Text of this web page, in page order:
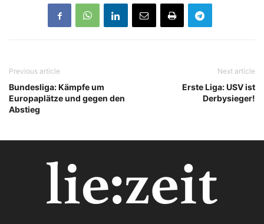
Previous article
Bundesliga: Kämpfe um
Europaplätze und gegen den
Abstieg
Next article
Erste Liga: USV ist
Derbysieger!